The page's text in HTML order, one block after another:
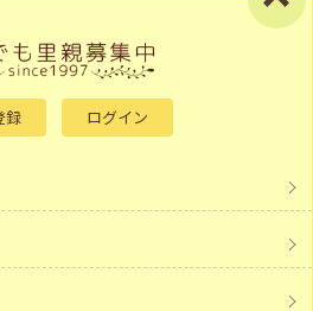
録 ログイン